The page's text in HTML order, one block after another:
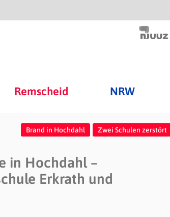
Remscheid NRW
Brand in Hochdahl Zwei Schulen zerstört
in Hochdahl –
Erkrath und